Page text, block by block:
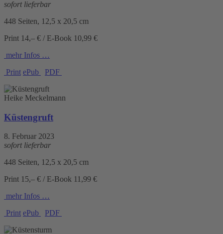
sofort lieferbar
448 Seiten, 12,5 x 20,5 cm
Print 14,– € / E-Book 10,99 €
mehr Infos …
Print ePub PDF
Heike Meckelmann
Küstengruft
8. Februar 2023
sofort lieferbar
448 Seiten, 12,5 x 20,5 cm
Print 15,– € / E-Book 11,99 €
mehr Infos …
Print ePub PDF